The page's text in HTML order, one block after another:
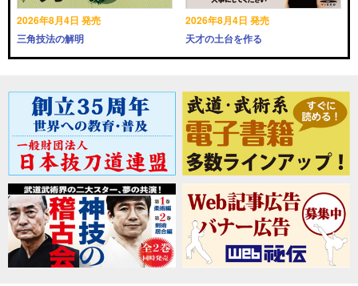
2026年8月4日 発売
三角技法の解明
2026年8月4日 発売
天才の土台を作る